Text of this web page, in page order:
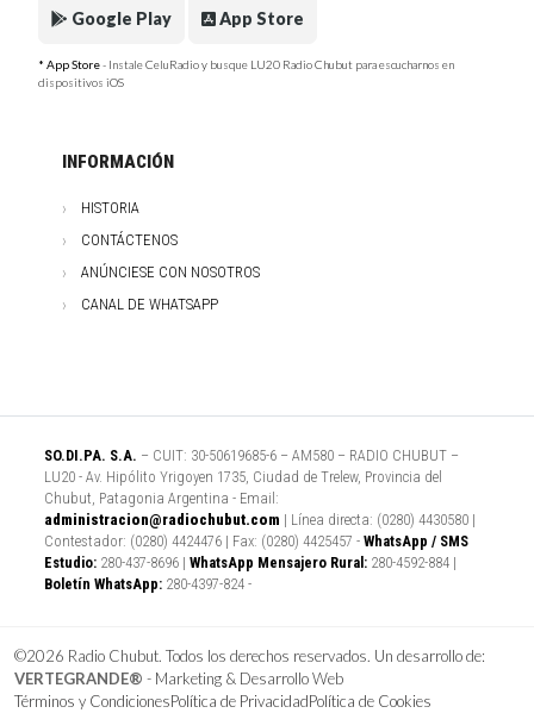
Google Play App Store
* App Store- Instale CeluRadio y busque LU20 Radio Chubut para escucharnos en
dispositivos iOS
INFORMACIÓN
HISTORIA
CONTÁCTENOS
ANÚNCIESE CON NOSOTROS
CANAL DE WHATSAPP
SO.DI.PA. S.A. – CUIT: 30-50619685-6 – AM580 – RADIO CHUBUT –
LU20 - Av. Hipólito Yrigoyen 1735, Ciudad de Trelew, Provincia del
Chubut, Patagonia Argentina - Email:
administracion@radiochubut.com | Línea directa: (0280) 4430580 |
Contestador: (0280) 4424476 | Fax: (0280) 4425457 - WhatsApp / SMS
Estudio: 280-437-8696 | WhatsApp Mensajero Rural: 280-4592-884 |
Boletín WhatsApp: 280-4397-824 -
©2026 Radio Chubut. Todos los derechos reservados. Un desarrollo de:
VERTEGRANDE® - Marketing & Desarrollo Web
Términos y CondicionesPolítica de PrivacidadPolítica de Cookies